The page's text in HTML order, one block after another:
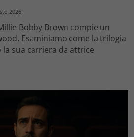
2026
Bobby Brown compie un
Esaminiamo come la trilogia
sua carriera da attrice